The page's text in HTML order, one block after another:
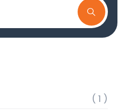
( 1 )